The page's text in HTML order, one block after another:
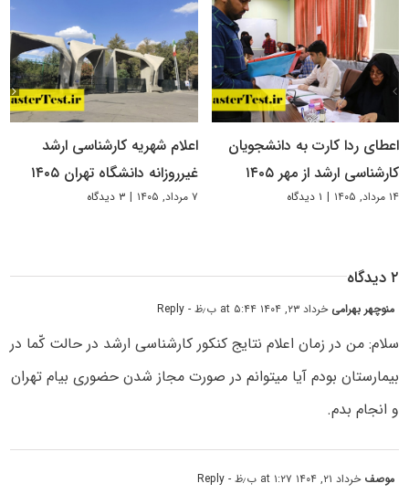
اعطای ردا کارت به دانشجویان
کارشناسی ارشد از مهر ۱۴۰۵
۱۴ مرداد, ۱۴۰۵ | ۱ دیدگاه
اعلام شهریه کارشناسی ارشد
غیرروزانه دانشگاه تهران ۱۴۰۵
۷ مرداد, ۱۴۰۵ | ۳ دیدگاه
۲ دیدگاه
منوچهر بهرامی خرداد ۲۳, ۱۴۰۴ at ۵:۴۴ ب٫ظ - Reply
سلام: من در زمان اعلام نتایج کنکور کارشناسی ارشد در حالت کّما در
بیمارستان بودم آیا میتوانم در صورت مجاز شدن حضوری بیام تهران
و انجام بدم.
موصف خرداد ۲۱, ۱۴۰۴ at ۱:۲۷ ب٫ظ - Reply